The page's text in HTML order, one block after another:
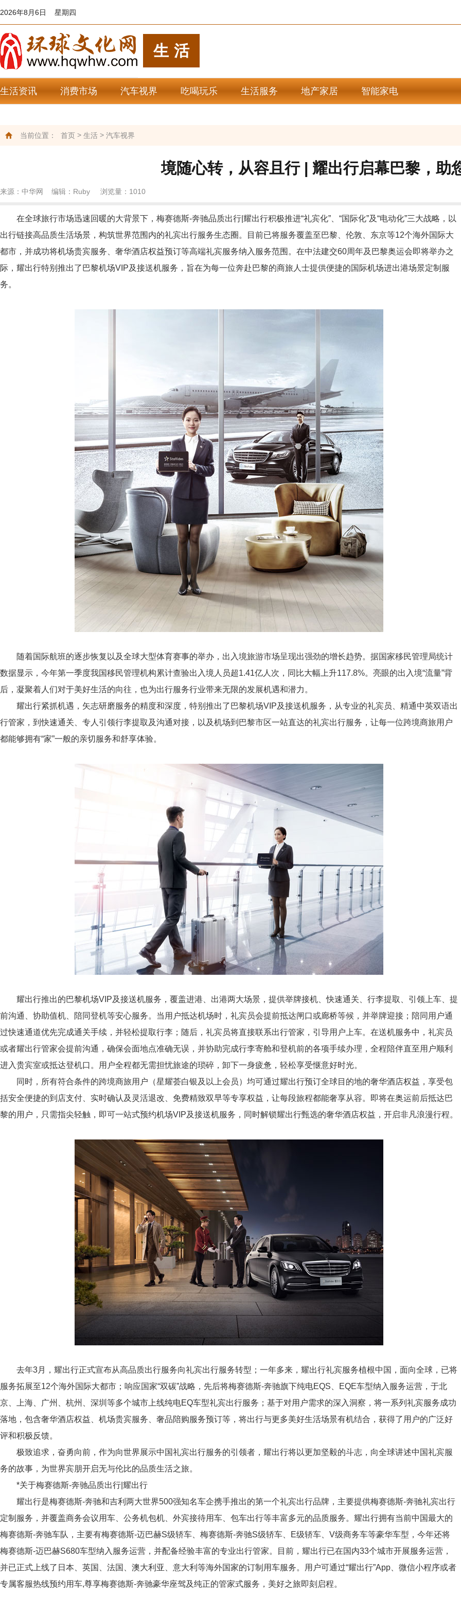
2026年8月6日 星期四
生活
生活资讯 消费市场 汽车视界 吃喝玩乐 生活服务 地产家居 智能家电
当前位置： 首页 > 生活 > 汽车视界
境随心转，从容且行 | 耀出行启幕巴黎，助
来源：中华网 编辑：Ruby 浏览量： 1010
在全球旅行市场迅速回暖的大背景下，梅赛德斯-奔驰品质出行|耀出行积极推进“礼宾化”、“国际化”及“电动化”三大战略，以
出行链接高品质生活场景，构筑世界范围内的礼宾出行服务生态圈。目前已将服务覆盖至巴黎、伦敦、东京等12个海外国际大
都市，并成功将机场贵宾服务、奢华酒店权益预订等高端礼宾服务纳入服务范围。在中法建交60周年及巴黎奥运会即将举办之
际，耀出行特别推出了巴黎机场VIP及接送机服务，旨在为每一位奔赴巴黎的商旅人士提供便捷的国际机场进出港场景定制服
务。
随着国际航班的逐步恢复以及全球大型体育赛事的举办，出入境旅游市场呈现出强劲的增长趋势。据国家移民管理局统计
数据显示，今年第一季度我国移民管理机构累计查验出入境人员超1.41亿人次，同比大幅上升117.8%。亮眼的出入境“流量”背
后，凝聚着人们对于美好生活的向往，也为出行服务行业带来无限的发展机遇和潜力。
耀出行紧抓机遇，矢志研磨服务的精度和深度，特别推出了巴黎机场VIP及接送机服务，从专业的礼宾员、精通中英双语出
行管家，到快速通关、专人引领行李提取及沟通对接，以及机场到巴黎市区一站直达的礼宾出行服务，让每一位跨境商旅用户
都能够拥有“家”一般的亲切服务和舒享体验。
耀出行推出的巴黎机场VIP及接送机服务，覆盖进港、出港两大场景，提供举牌接机、快速通关、行李提取、引领上车、提
前沟通、协助值机、陪同登机等安心服务。当用户抵达机场时，礼宾员会提前抵达闸口或廊桥等候，并举牌迎接；陪同用户通
过快速通道优先完成通关手续，并轻松提取行李；随后，礼宾员将直接联系出行管家，引导用户上车。在送机服务中，礼宾员
或者耀出行管家会提前沟通，确保会面地点准确无误，并协助完成行李寄舱和登机前的各项手续办理，全程陪伴直至用户顺利
进入贵宾室或抵达登机口。用户全程都无需担忧旅途的琐碎，卸下一身疲惫，轻松享受惬意好时光。
同时，所有符合条件的跨境商旅用户（星耀荟白银及以上会员）均可通过耀出行预订全球目的地的奢华酒店权益，享受包
括安全便捷的到店支付、实时确认及灵活退改、免费精致双早等专享权益，让每段旅程都能奢享从容。即将在奥运前后抵达巴
黎的用户，只需指尖轻触，即可一站式预约机场VIP及接送机服务，同时解锁耀出行甄选的奢华酒店权益，开启非凡浪漫行程。
去年3月，耀出行正式宣布从高品质出行服务向礼宾出行服务转型；一年多来，耀出行礼宾服务植根中国，面向全球，已将
服务拓展至12个海外国际大都市；响应国家“双碳”战略，先后将梅赛德斯-奔驰旗下纯电EQS、EQE车型纳入服务运营，于北
京、上海、广州、杭州、深圳等多个城市上线纯电EQ车型礼宾出行服务；基于对用户需求的深入洞察，将一系列礼宾服务成功
落地，包含奢华酒店权益、机场贵宾服务、奢品陪购服务预订等，将出行与更多美好生活场景有机结合，获得了用户的广泛好
评和积极反馈。
极致追求，奋勇向前，作为向世界展示中国礼宾出行服务的引领者，耀出行将以更加坚毅的斗志，向全球讲述中国礼宾服
务的故事，为世界宾朋开启无与伦比的品质生活之旅。
*关于梅赛德斯-奔驰品质出行|耀出行
耀出行是梅赛德斯-奔驰和吉利两大世界500强知名车企携手推出的第一个礼宾出行品牌，主要提供梅赛德斯-奔驰礼宾出行
定制服务，并覆盖商务会议用车、公务机包机、外宾接待用车、包车出行等丰富多元的品质服务。耀出行拥有当前中国最大的
梅赛德斯-奔驰车队，主要有梅赛德斯-迈巴赫S级轿车、梅赛德斯-奔驰S级轿车、E级轿车、V级商务车等豪华车型，今年还将
梅赛德斯-迈巴赫S680车型纳入服务运营，并配备经验丰富的专业出行管家。目前，耀出行已在国内33个城市开展服务运营，
并已正式上线了日本、英国、法国、澳大利亚、意大利等海外国家的订制用车服务。用户可通过“耀出行”App、微信小程序或者
专属客服热线预约用车,尊享梅赛德斯-奔驰豪华座驾及纯正的管家式服务，美好之旅即刻启程。